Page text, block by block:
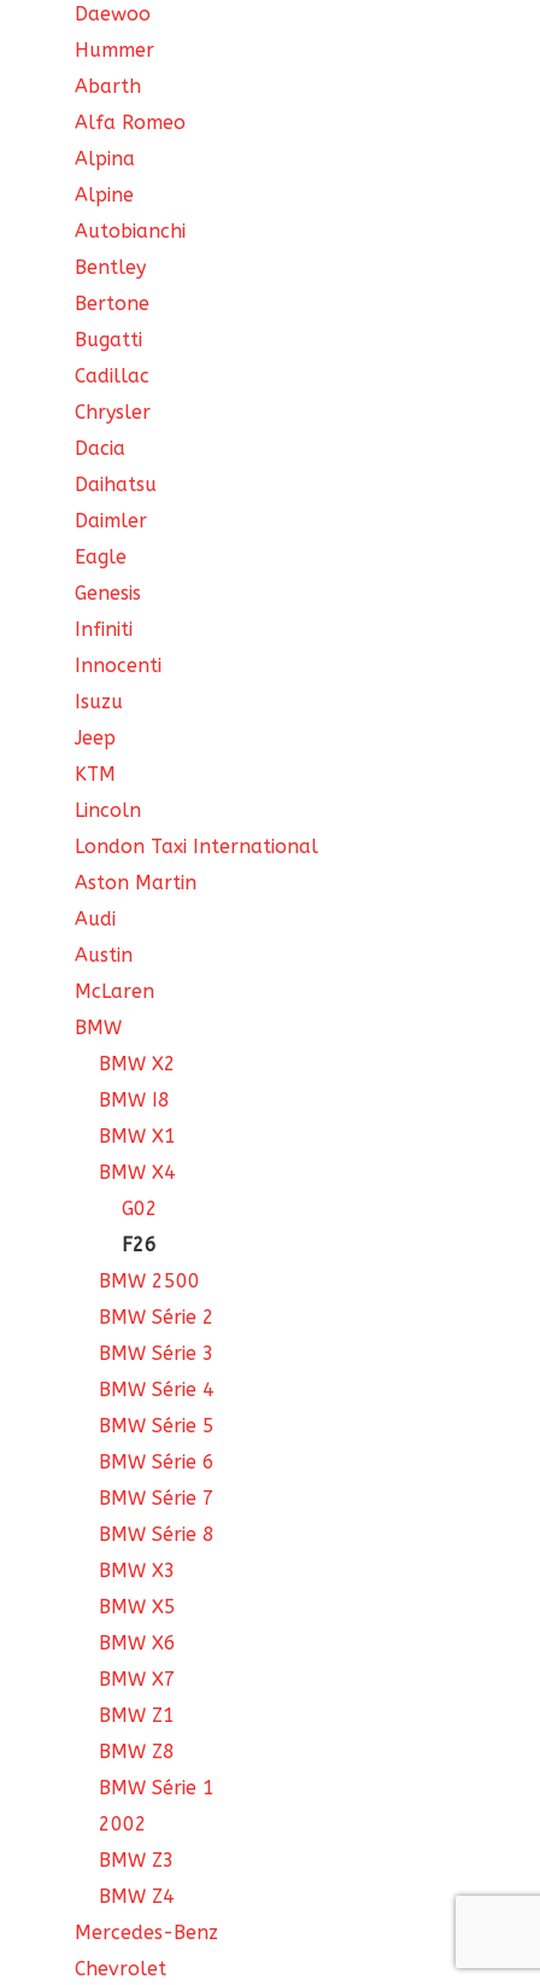
Daewoo
Hummer
Abarth
Alfa Romeo
Alpina
Alpine
Autobianchi
Bentley
Bertone
Bugatti
Cadillac
Chrysler
Dacia
Daihatsu
Daimler
Eagle
Genesis
Infiniti
Innocenti
Isuzu
Jeep
KTM
Lincoln
London Taxi International
Aston Martin
Audi
Austin
McLaren
BMW
BMW X2
BMW I8
BMW X1
BMW X4
G02
F26
BMW 2500
BMW Série 2
BMW Série 3
BMW Série 4
BMW Série 5
BMW Série 6
BMW Série 7
BMW Série 8
BMW X3
BMW X5
BMW X6
BMW X7
BMW Z1
BMW Z8
BMW Série 1
2002
BMW Z3
BMW Z4
Mercedes-Benz
Chevrolet